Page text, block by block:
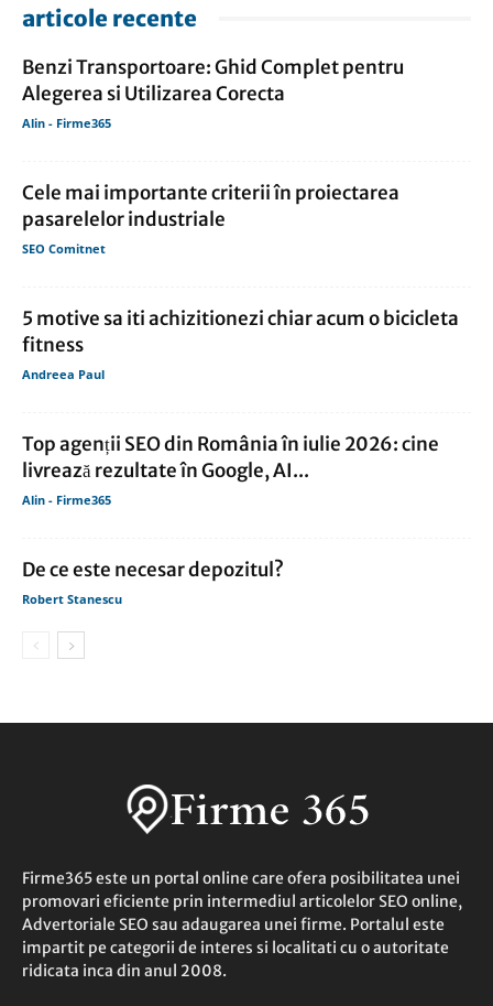
articole recente
Benzi Transportoare: Ghid Complet pentru
Alegerea si Utilizarea Corecta
Alin - Firme365
Cele mai importante criterii în proiectarea
pasarelelor industriale
SEO Comitnet
5 motive sa iti achizitionezi chiar acum o bicicleta
fitness
Andreea Paul
Top agenții SEO din România în iulie 2026: cine
livrează rezultate în Google, AI...
Alin - Firme365
De ce este necesar depozitul?
Robert Stanescu
Firme365 este un portal online care ofera posibilitatea unei
promovari eficiente prin intermediul articolelor SEO online,
Advertoriale SEO sau adaugarea unei firme. Portalul este
impartit pe categorii de interes si localitati cu o autoritate
ridicata inca din anul 2008.